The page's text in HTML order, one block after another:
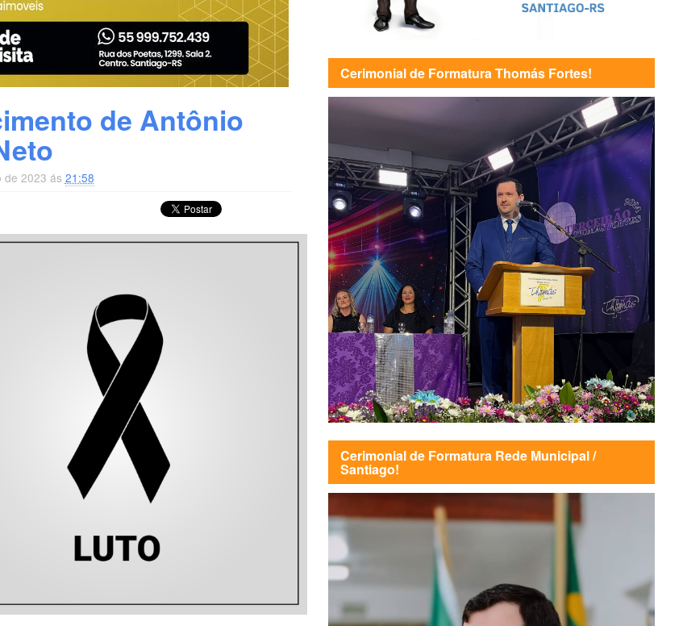
de Antônio
de 2023 ás 21:58
Cerimonial de Formatura Thomás Fortes!
Cerimonial de Formatura Rede Municipal /
Santiago!